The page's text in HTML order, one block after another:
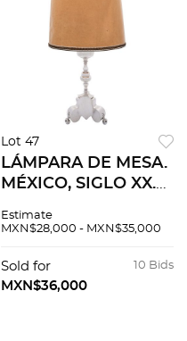
Lot 47
LÁMPARA DE MESA.
MÉXICO, SIGLO XX.
MARMOLEJO,
con pantalla en
cartoncillo. Peso
Estimate
MXN$28,000 - MXN$35,000
10 Bids
Sold for
MXN$36,000